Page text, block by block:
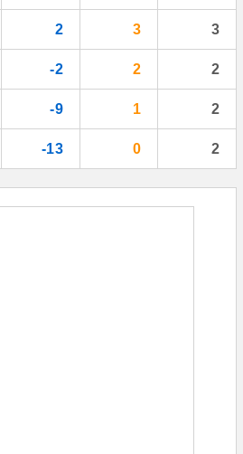
2 3 3
-2 2 2
-9 1 2
-13 0 2